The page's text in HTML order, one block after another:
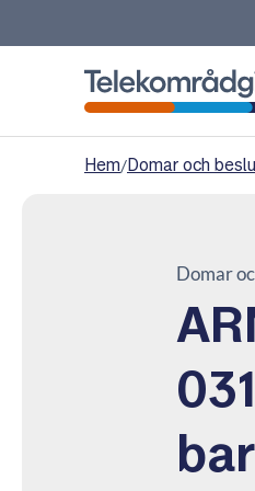
Hem/Domar och
Domar